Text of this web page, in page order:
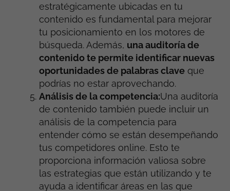
estratégicamente ubicadas en tu
contenido es fundamental para mejorar
tu posicionamiento en los motores de
búsqueda. Además, una auditoría de
contenido te permite identificar nuevas
oportunidades de palabras clave que
podrías no estar aprovechando.
Análisis de la competencia:Una auditoría
de contenido también puede incluir un
análisis de la competencia para
entender cómo se están desempeñando
tus competidores online. Esto te
proporciona información valiosa sobre
las estrategias que están utilizando y te
ayuda a identificar áreas en las que